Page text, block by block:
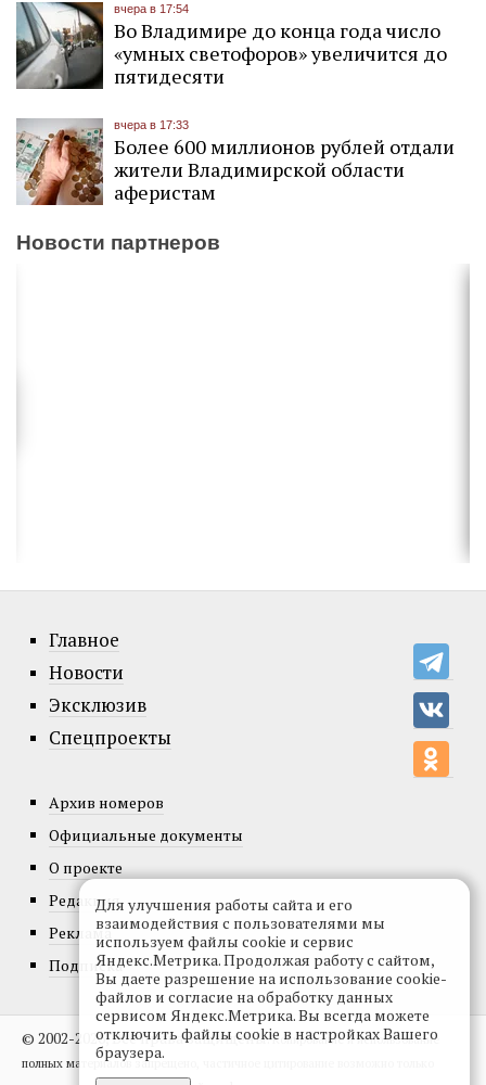
вчера в 17:54
Во Владимире до конца года число
«умных светофоров» увеличится до
пятидесяти
вчера в 17:33
Более 600 миллионов рублей отдали
жители Владимирской области
аферистам
Новости партнеров
Главное
Новости
Эксклюзив
Спецпроекты
Архив номеров
Официальные документы
О проекте
Редакция
Реклама
Подписка
© 2002-2026, Все права защищены.Копирование и использование
полных материалов запрещено, частичное цитирование возможно только
Для улучшения работы сайта и его
взаимодействия с пользователями мы
используем файлы cookie и сервис
Яндекс.Метрика. Продолжая работу с сайтом,
Вы даете разрешение на использование cookie-
файлов и согласие на обработку данных
сервисом Яндекс.Метрика. Вы всегда можете
отключить файлы cookie в настройках Вашего
браузера.